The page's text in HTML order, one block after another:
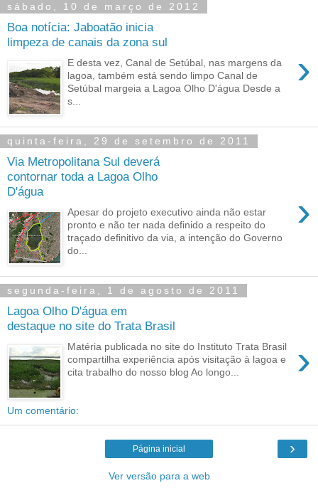
sábado, 10 de março de 2012
Boa notícia: Jaboatão inicia
limpeza de canais da zona sul
›
E desta vez, Canal de Setúbal, nas margens da
lagoa, também está sendo limpo Canal de
Setúbal margeia a Lagoa Olho D'água Desde a
s...
quinta-feira, 29 de setembro de 2011
Via Metropolitana Sul deverá
contornar toda a Lagoa Olho
D'água
›
Apesar do projeto executivo ainda não estar
pronto e não ter nada definido a respeito do
traçado definitivo da via, a intenção do Governo
do...
segunda-feira, 1 de agosto de 2011
Lagoa Olho D'água em
destaque no site do Trata Brasil
›
Matéria publicada no site do Instituto Trata Brasil
compartilha experiência após visitação à lagoa e
cita trabalho do nosso blog Ao longo...
Um comentário:
›
Página inicial
Ver versão para a web